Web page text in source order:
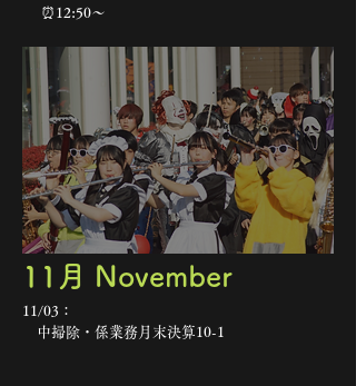
⏰12:50〜
11/03：
中掃除・係業務月末決算10-1
​11月 November